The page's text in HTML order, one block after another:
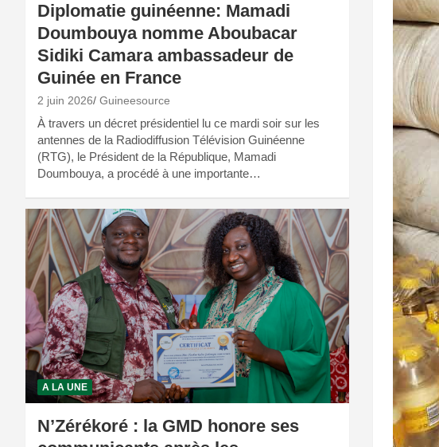
Diplomatie guinéenne: Mamadi
Doumbouya nomme Aboubacar
Sidiki Camara ambassadeur de
Guinée en France
2 juin 2026 Guineesource
À travers un décret présidentiel lu ce mardi soir sur les
antennes de la Radiodiffusion Télévision Guinéenne
(RTG), le Président de la République, Mamadi
Doumbouya, a procédé à une importante…
A LA UNE
N’Zérékoré : la GMD honore ses